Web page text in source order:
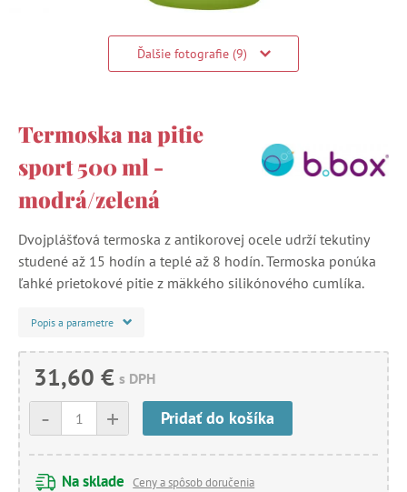
Ďalšie fotografie (9)
Termoska na pitie
sport 500 ml -
modrá/zelená
Dvojplášťová termoska z antikorovej ocele udrží tekutiny
studené až 15 hodín a teplé až 8 hodín. Termoska ponúka
ľahké prietokové pitie z mäkkého silikónového cumlíka.
Popis a parametre
31,60 € s DPH
+
- Pridať do košíka
Na sklade Ceny a spôsob doručenia